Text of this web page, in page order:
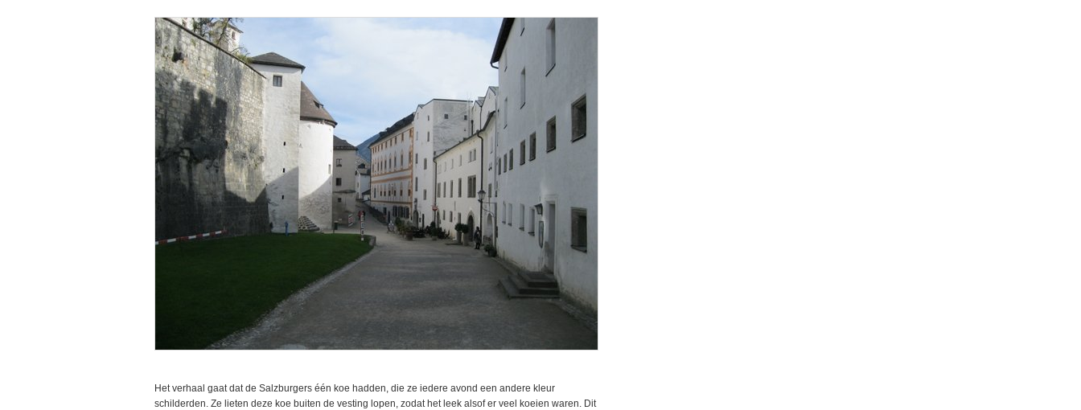
Het verhaal gaat dat de Salzburgers één koe hadden, die ze iedere avond een andere kleur
schilderden. Ze lieten deze koe buiten de vesting lopen, zodat het leek alsof er veel koeien waren. Dit